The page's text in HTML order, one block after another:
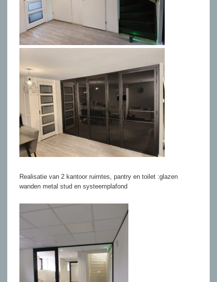
Realisatie van 2 kantoor ruimtes, pantry en toilet :glazen
wanden metal stud en systeemplafond